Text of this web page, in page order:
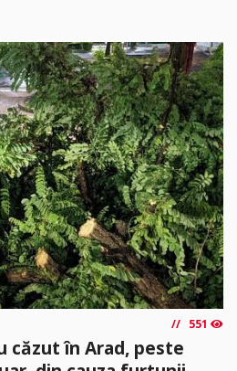
551
căzut în Arad, peste